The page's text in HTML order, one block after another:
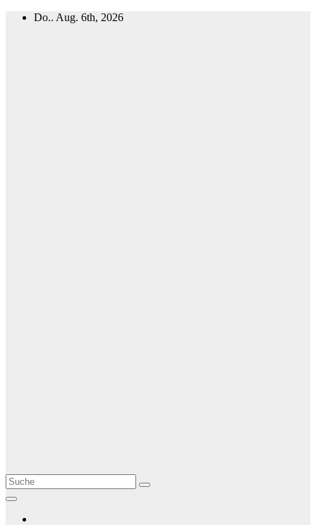
Zum
Do.. Aug. 6th, 2026
Le Matin
AGENCE DE PRESSE